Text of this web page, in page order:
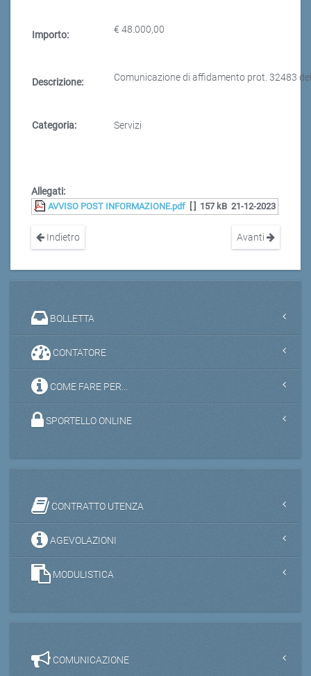
Importo: € 48.000,00
Descrizione: Comunicazione di affidamento prot. 32483
Categoria: Servizi
Allegati:
AVVISO POST INFORMAZIONE.pdf 157 kB 21-12-2023
Indietro Avanti
BOLLETTA
CONTATORE
COME FARE PER...
SPORTELLO ONLINE
CONTRATTO UTENZA
AGEVOLAZIONI
MODULISTICA
COMUNICAZIONE